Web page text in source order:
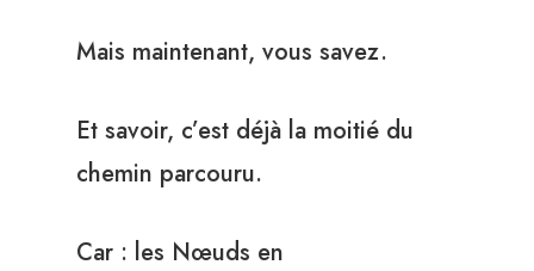
Mais maintenant, vous savez.
Et savoir, c’est déjà la moitié du
chemin parcouru.
Car : les Nœuds en